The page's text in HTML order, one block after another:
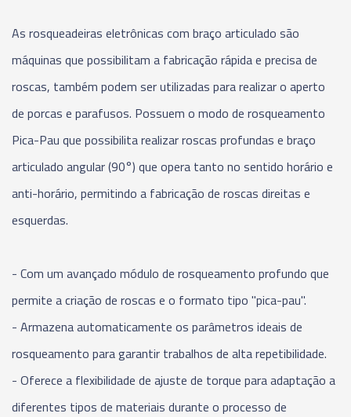
As rosqueadeiras eletrônicas com braço articulado são
máquinas que possibilitam a fabricação rápida e precisa de
roscas, também podem ser utilizadas para realizar o aperto
de porcas e parafusos. Possuem o modo de rosqueamento
Pica-Pau que possibilita realizar roscas profundas e braço
articulado angular (90°) que opera tanto no sentido horário e
anti-horário, permitindo a fabricação de roscas direitas e
esquerdas.
- Com um avançado módulo de rosqueamento profundo que
permite a criação de roscas e o formato tipo "pica-pau".
- Armazena automaticamente os parâmetros ideais de
rosqueamento para garantir trabalhos de alta repetibilidade.
- Oferece a flexibilidade de ajuste de torque para adaptação a
diferentes tipos de materiais durante o processo de